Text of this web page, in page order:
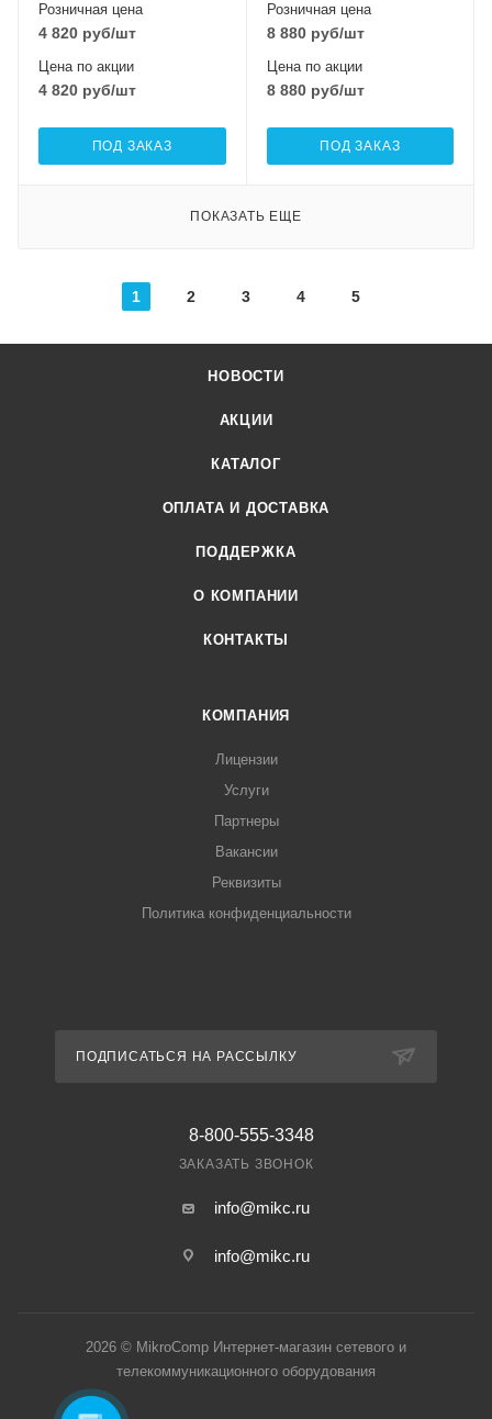
Розничная цена
4 820 руб/шт
Цена по акции
4 820 руб/шт
ПОД ЗАКАЗ
Розничная цена
8 880руб/шт
Цена по акции
8 880руб/шт
ПОД ЗАКАЗ
ПОКАЗАТЬ ЕЩЕ
1 2 3 4 5
НОВОСТИ
АКЦИИ
КАТАЛОГ
ОПЛАТА И ДОСТАВКА
ПОДДЕРЖКА
О КОМПАНИИ
КОНТАКТЫ
КОМПАНИЯ
Лицензии
Услуги
Партнеры
Вакансии
Реквизиты
Политика конфиденциальности
ПОДПИСАТЬСЯ НА РАССЫЛКУ
8-800-555-3348
ЗАКАЗАТЬ ЗВОНОК
info@mikc.ru
info@mikc.ru
2026 © MikroComp Интернет-магазин сетевого и
телекоммуникационного оборудования